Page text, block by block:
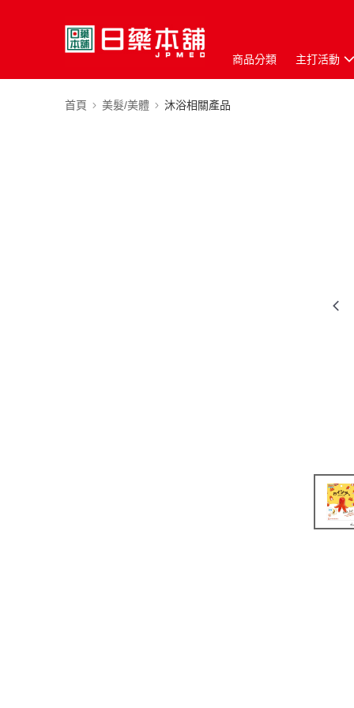
商品分類 主打活動
首頁 美髮/美體 沐浴相關產品